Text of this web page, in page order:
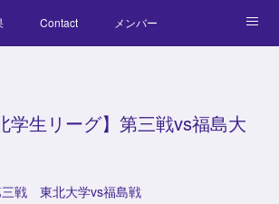
Contact メンバー
学生リーグ】第三戦vs福島大
三戦 東北大学vs福島戦